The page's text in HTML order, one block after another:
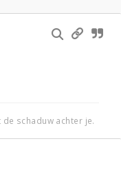
schaduw achter je.